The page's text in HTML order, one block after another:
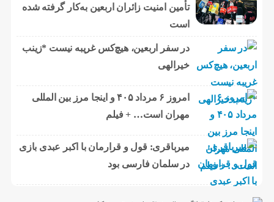
تأمین امنیت زائران اربعین به‌کار گرفته شده
است
در سفر اربعین، هیچ‌کس غریبه نیست *زینب
خیرالهی
امروز ۶ مرداد ۴۰۵ و اینجا مرز بین المللی
مهران است… + فیلم
میرباقری: قول و قرارمان با اکبر عبدی بازی
در سلمان فارسی بود